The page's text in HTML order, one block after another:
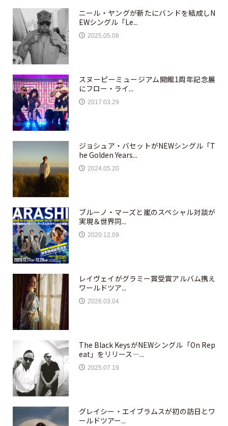
ニール・ヤングが新たにバンドを結成しN
EWシングル「Le...
2025.05.08
スヌーピーミュージアム開館1周年記念展
にフロー・ライ...
2017.03.29
ジョシュア・バセットがNEWシングル「T
he Golden Years...
2024.05.20
ブルーノ・マーズと嵐のスペシャル対談が
実現＆世界同...
2020.12.09
レイヴェイがグラミー賞受賞アルバム携え
ワールドツア...
2026.03.04
The Black KeysがNEWシングル「On Rep
eat」をリリース—...
2025.07.19
グレイシー・エイブラムスが初の訪日とワ
ールドツアー...